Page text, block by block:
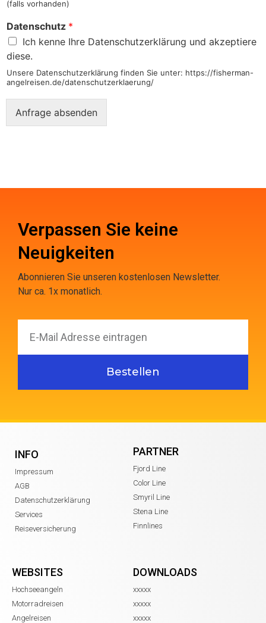
(falls vorhanden)
Datenschutz *
Ich kenne Ihre Datenschutzerklärung und akzeptiere
diese.
Unsere Datenschutzerklärung finden Sie unter: https://fisherman-
angelreisen.de/datenschutzerklaerung/
Anfrage absenden
Verpassen Sie keine
Neuigkeiten
Abonnieren Sie unseren kostenlosen Newsletter.
Nur ca. 1x monatlich.
Bestellen
INFO
Impressum
AGB
Datenschutzerklärung
Services
Reiseversicherung
PARTNER
Fjord Line
Color Line
Smyril Line
Stena Line
Finnlines
WEBSITES
Hochseeangeln
Motorradreisen
Angelreisen
DOWNLOADS
xxxxx
xxxxx
xxxxx